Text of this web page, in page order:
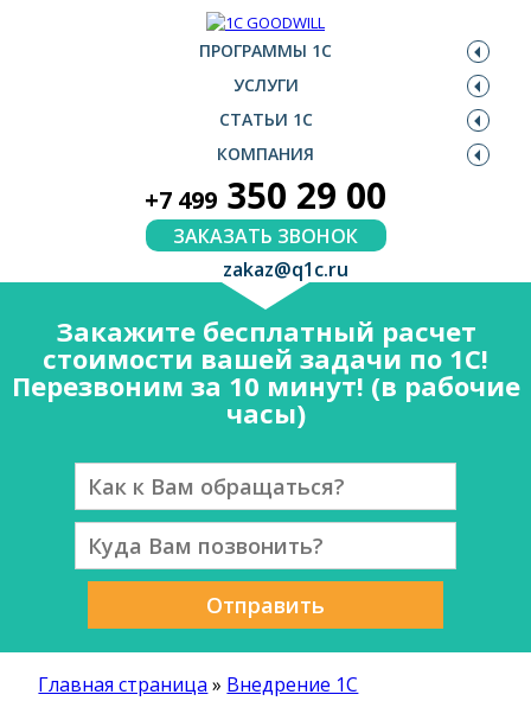
ПРОГРАММЫ 1С
УСЛУГИ
СТАТЬИ 1С
КОМПАНИЯ
+7 499 350 29 00
ЗАКАЗАТЬ ЗВОНОК
zakaz@q1c.ru
Закажите бесплатный расчет
стоимости вашей задачи по 1С!
Перезвоним за 10 минут! (в рабочие
часы)
Отправить
Главная страница » Внедрение 1С